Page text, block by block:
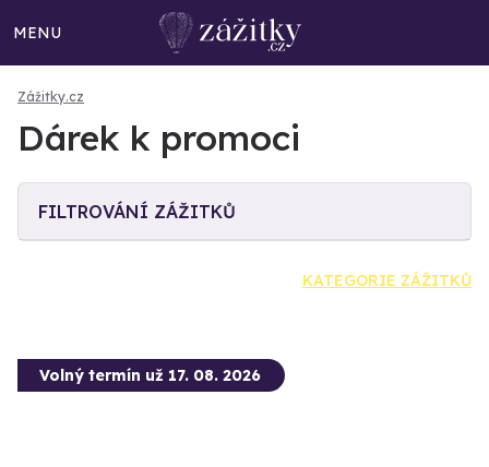
MENU
Zážitky.cz
Dárek k promoci
FILTROVÁNÍ ZÁŽITKŮ
KATEGORIE ZÁŽITKŮ
Volný termín už 17. 08. 2026